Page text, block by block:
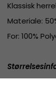
Klassisk
Materiale:
For: 100%
8 - 19,6-20,5